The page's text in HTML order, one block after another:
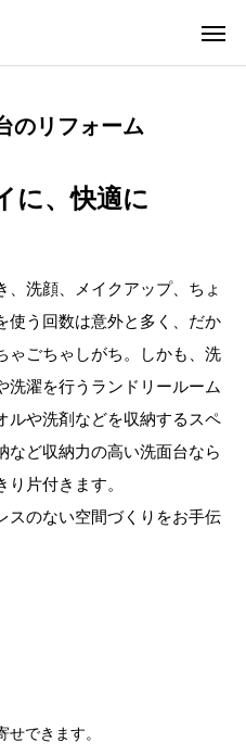
のリフォーム
に、快適に
、洗顔、メイクアップ、ちょ
使う回数は意外と多く、だか
ゃごちゃしがち。しかも、洗
洗濯を行うランドリールーム
ルや洗剤などを収納するスペ
など収納力の高い洗面台なら
片付きます。
スのない空間づくりをお手伝
できます。